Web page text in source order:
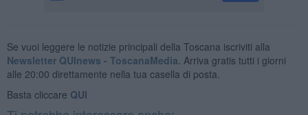
Se vuoi leggere le notizie principali della Toscana iscriviti alla
Newsletter QUInews - ToscanaMedia. Arriva gratis tutti i giorni
alle 20:00 direttamente nella tua casella di posta.
Basta cliccare QUI